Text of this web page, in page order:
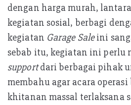
dengan harga murah,
kegiatan sosial, berbagi
kegiatan Garage Saleini
sebab itu, kegiatan ini perlu
supportdari berbagai pihak
membahu agar acara
khitanan massal terlaksana